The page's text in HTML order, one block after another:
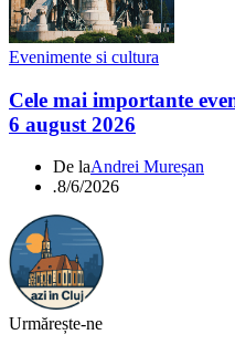
Evenimente si cultura
Cele mai importante
6 august 2026
De laAndrei Mureșan
.8/6/2026
Urmărește-ne